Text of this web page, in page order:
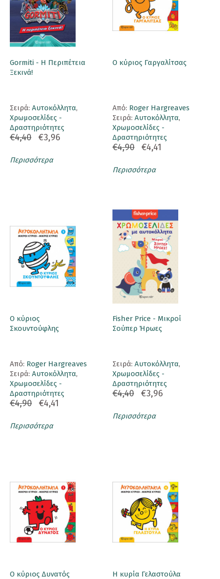
Gormiti - Η Περιπέτεια
Ξεκινά!
Σειρά: Αυτοκόλλητα,
Χρωμοσελίδες -
Δραστηριότητες
€4,40 €3,96
Περισσότερα
Ο κύριος Γαργαλίτσας
Aπό: Roger Hargreaves
Σειρά: Αυτοκόλλητα,
Χρωμοσελίδες -
Δραστηριότητες
€4,90 €4,41
Περισσότερα
Ο κύριος
Σκουντούφλης
Aπό: Roger Hargreaves
Σειρά: Αυτοκόλλητα,
Χρωμοσελίδες -
Δραστηριότητες
€4,90 €4,41
Περισσότερα
Fisher Price - Μικροί
Σούπερ Ήρωες
Σειρά: Αυτοκόλλητα,
Χρωμοσελίδες -
Δραστηριότητες
€4,40 €3,96
Περισσότερα
Ο κύριος Δυνατός Η κυρία Γελαστούλα